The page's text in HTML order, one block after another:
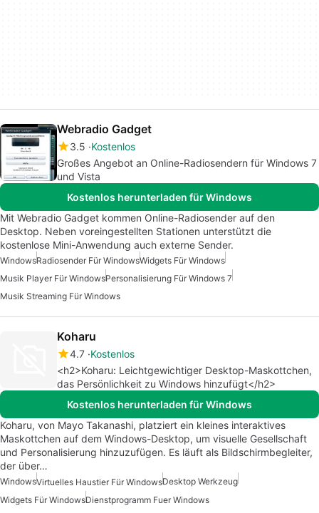
Webradio Gadget
3.5 Kostenlos
Großes Angebot an Online-Radiosendern für Windows 7
und Vista
Kostenlos herunterladen für Windows
Mit Webradio Gadget kommen Online-Radiosender auf den
Desktop. Neben voreingestellten Stationen unterstützt die
kostenlose Mini-Anwendung auch externe Sender.
WindowsRadiosender Für WindowsWidgets Für Windows
Musik Player Für WindowsPersonalisierung Für Windows 7
Musik Streaming Für Windows
Koharu
4.7 Kostenlos
<h2>Koharu: Leichtgewichtiger Desktop-Maskottchen,
das Persönlichkeit zu Windows hinzufügt</h2>
Kostenlos herunterladen für Windows
Koharu, von Mayo Takanashi, platziert ein kleines interaktives
Maskottchen auf dem Windows-Desktop, um visuelle Gesellschaft
und Personalisierung hinzuzufügen. Es läuft als Bildschirmbegleiter,
der über…
WindowsVirtuelles Haustier Für WindowsDesktop Werkzeug
Widgets Für WindowsDienstprogramm Fuer Windows